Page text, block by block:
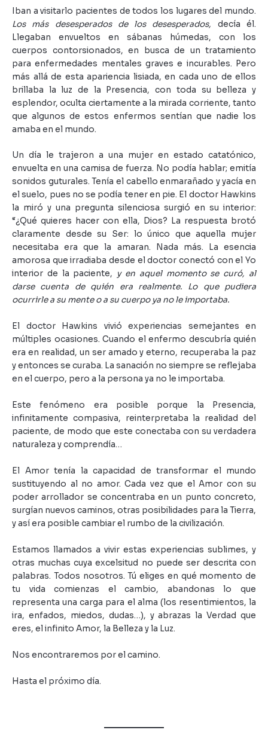
Iban a visitarlo pacientes de todos los lugares del mundo.
Los más desesperados de los desesperados, decía él.
Llegaban envueltos en sábanas húmedas, con los
cuerpos contorsionados, en busca de un tratamiento
para enfermedades mentales graves e incurables. Pero
más allá de esta apariencia lisiada, en cada uno de ellos
brillaba la luz de la Presencia, con toda su belleza y
esplendor, oculta ciertamente a la mirada corriente, tanto
que algunos de estos enfermos sentían que nadie los
amaba en el mundo.
Un día le trajeron a una mujer en estado catatónico,
envuelta en una camisa de fuerza. No podía hablar; emitía
sonidos guturales. Tenía el cabello enmarañado y yacía en
el suelo, pues no se podía tener en pie. El doctor Hawkins
la miró y una pregunta silenciosa surgió en su interior:
“¿Qué quieres hacer con ella, Dios? La respuesta brotó
claramente desde su Ser: lo único que aquella mujer
necesitaba era que la amaran. Nada más. La esencia
amorosa que irradiaba desde el doctor conectó con el Yo
interior de la paciente, y en aquel momento se curó, al
darse cuenta de quién era realmente. Lo que pudiera
ocurrirle a su mente o a su cuerpo ya no le importaba.
El doctor Hawkins vivió experiencias semejantes en
múltiples ocasiones. Cuando el enfermo descubría quién
era en realidad, un ser amado y eterno, recuperaba la paz
y entonces se curaba. La sanación no siempre se reflejaba
en el cuerpo, pero a la persona ya no le importaba.
Este fenómeno era posible porque la Presencia,
infinitamente compasiva, reinterpretaba la realidad del
paciente, de modo que este conectaba con su verdadera
naturaleza y comprendía…
El Amor tenía la capacidad de transformar el mundo
sustituyendo al no amor. Cada vez que el Amor con su
poder arrollador se concentraba en un punto concreto,
surgían nuevos caminos, otras posibilidades para la Tierra,
y así era posible cambiar el rumbo de la civilización.
Estamos llamados a vivir estas experiencias sublimes, y
otras muchas cuya excelsitud no puede ser descrita con
palabras. Todos nosotros. Tú eliges en qué momento de
tu vida comienzas el cambio, abandonas lo que
representa una carga para el alma (los resentimientos, la
ira, enfados, miedos, dudas…), y abrazas la Verdad que
eres, el infinito Amor, la Belleza y la Luz.
Nos encontraremos por el camino.
Hasta el próximo día.